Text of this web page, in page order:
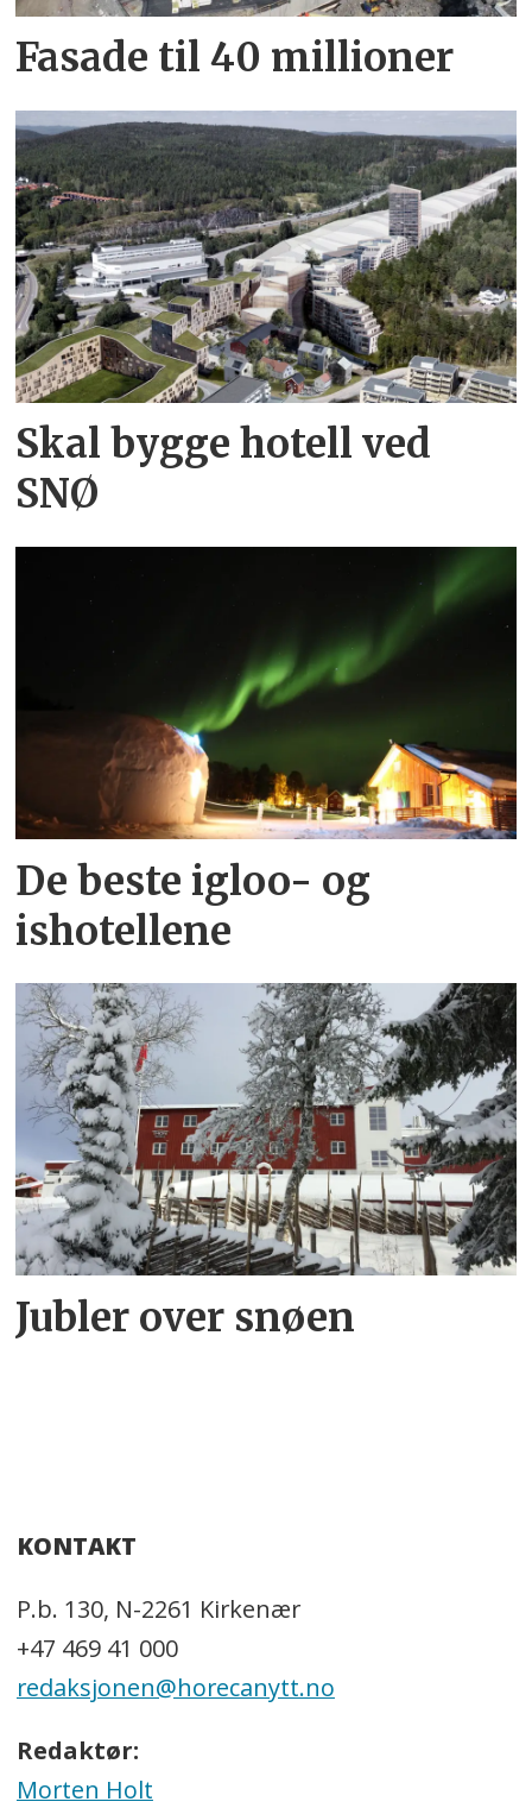
Fasade til 40 millioner
Skal bygge hotell ved
SNØ
De beste igloo- og
ishotellene
Jubler over snøen
KONTAKT
P.b. 130, N-2261 Kirkenær
+47 469 41 000
redaksjonen@horecanytt.no
Redaktør:
Morten Holt